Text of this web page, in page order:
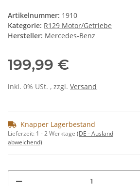
Artikelnummer: 1910
Kategorie: R129 Motor/Getriebe
Hersteller: Mercedes-Benz
199,99 €
inkl. 0% USt. , zzgl. Versand
Knapper Lagerbestand
Lieferzeit: 1 - 2 Werktage (DE - Ausland
abweichend)